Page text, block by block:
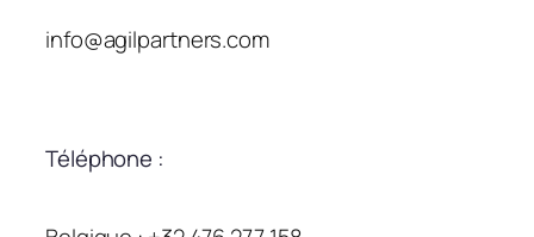
info@agilpartners.com
Téléphone :